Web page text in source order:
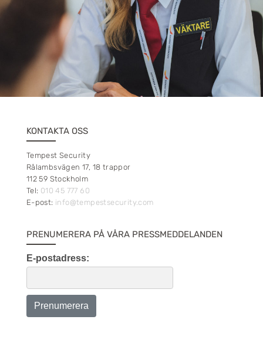
KONTAKTA OSS
Tempest Security
Rålambsvägen 17, 18 trappor
112 59 Stockholm
Tel: 010 45 777 60
E-post: info@tempestsecurity.com
PRENUMERERA PÅ VÅRA PRESSMEDDELANDEN